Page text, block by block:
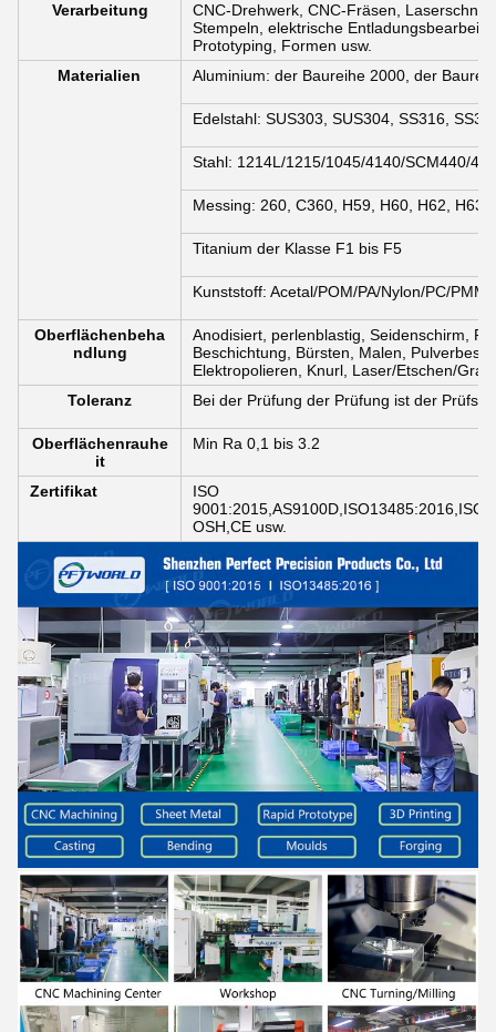
Verarbeitung
CNC-Drehwerk, CNC-Fräsen,
Stempeln, elektrische
Prototyping, Formen usw.
Materialien
Aluminium: der Baureihe 2000, der
Edelstahl: SUS303, SUS304, SS316,
Stahl: 1214L/1215/1045/4140/SCM440/
Messing: 260, C360, H59, H60, H62,
Titanium der Klasse F1 bis F5
Kunststoff: Acetal/POM/PA/Nylon/PC/
Oberflächenbeha
ndlung
Anodisiert, perlenblastig, Seidenschirm,
Beschichtung, Bürsten, Malen,
Elektropolieren, Knurl, Laser/Etschen/
Toleranz
Bei der Prüfung der Prüfung ist der
Oberflächenrauhe
it
Min Ra 0,1 bis 3.2
Zertifikat
ISO
OSH,CE usw.